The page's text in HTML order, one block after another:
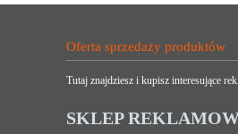
Oferta sprzedaży produktów
Tutaj znajdziesz i kupisz interesujące
SKLEP